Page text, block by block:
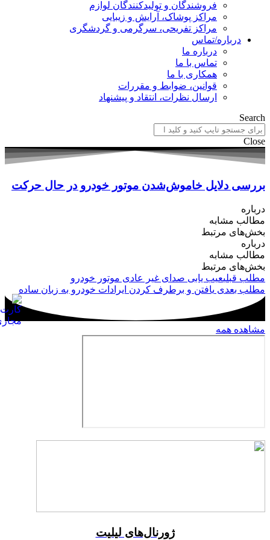
فروشندگان و تولیدکنندگان لوازم
مراکز پوشاک، آرایش و زیبایی
مراکز تفریحی، سرگرمی و گردشگری
درباره/تماس
درباره ما
تماس با ما
همکاری با ما
قوانین، ضوابط و مقررات
ارسال نظرات، انتقاد و پیشنهاد
Search
Close
بررسی دلایل خاموش‌شدن موتور خودرو در حال حرکت
درباره
مطالب مشابه
بخش‌های مرتبط
درباره
مطالب مشابه
بخش‌های مرتبط
مطلب قبلیعیب یابی صدای غیر عادی موتور خودرو
مطلب بعدی یافتن و برطرف کردن ایرادات خودرو به زبان ساده
مشاهده همه
ژورنال‌های لیلیت